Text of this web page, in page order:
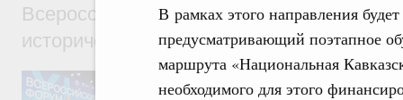
В рамках этого направления
предусматривающий поэтапное
маршрута «Национальная
необходимого для этого
Всероссийского форума «Развитие
исторических поселений»
Председатель Правительства выступил
осмотрел выставку.